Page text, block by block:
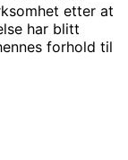
etter at
har blitt
forhold til